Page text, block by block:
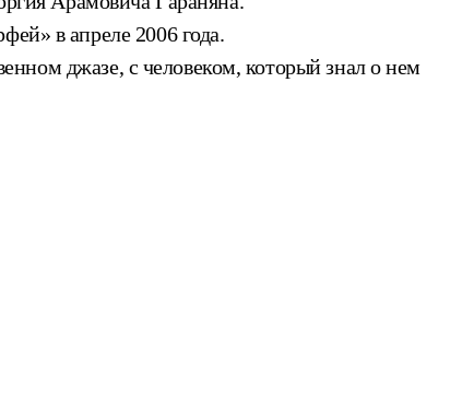
в апреле 2006 года.
джазе, с человеком, который знал о нем